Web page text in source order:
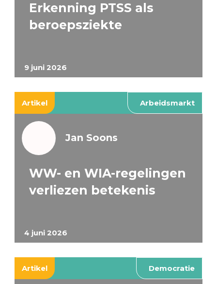
9 juni 2026
Erkenning PTSS als
beroepsziekte
Artikel Arbeidsmarkt
4 juni 2026
Jan Soons
WW- en WIA-regelingen
verliezen betekenis
Artikel Democratie